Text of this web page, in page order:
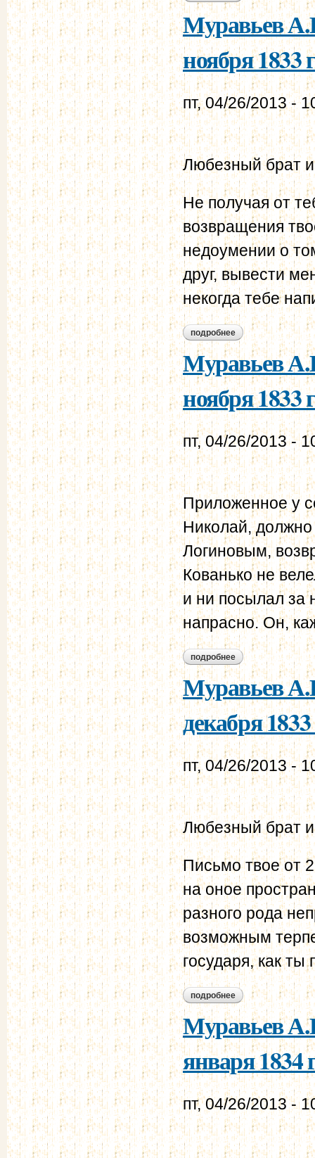
Муравьев
ноября 1833
пт, 04/26/2013 -
Любезный брат
Не получая от
возвращения
недоумении о
друг, вывести
некогда тебе
подробнее о муравьев а.н. -
Муравьев
ноября 1833
пт, 04/26/2013 -
Приложенное у
Николай,
Логиновым,
Кованько не
и ни посылал за
напрасно. Он,
подробнее о муравьев а.н. -
Муравьев
декабря 1833
пт, 04/26/2013 -
Любезный брат
Письмо твое от
на оное
разного рода
возможным
государя, как
подробнее о муравьев а.н. -
Муравьев
января 1834
пт, 04/26/2013 -